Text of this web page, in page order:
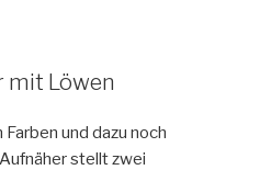
mit Löwen
und dazu noch
stellt zwei